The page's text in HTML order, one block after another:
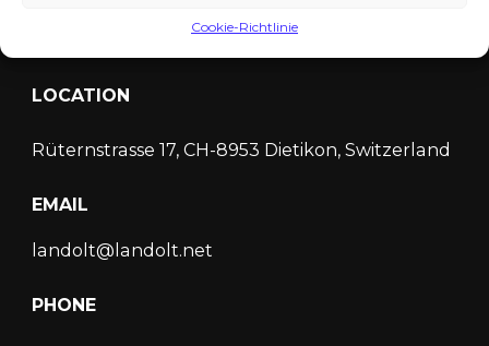
Cookie-Richtlinie
LOCATION
Rüternstrasse 17, CH-8953 Dietikon, Switzerland
EMAIL
landolt@landolt.net
PHONE